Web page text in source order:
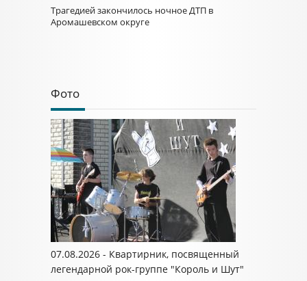
Трагедией закончилось ночное ДТП в
Аромашевском округе
Фото
07.08.2026 - Квартирник, посвященный
легендарной рок-группе "Король и Шут"